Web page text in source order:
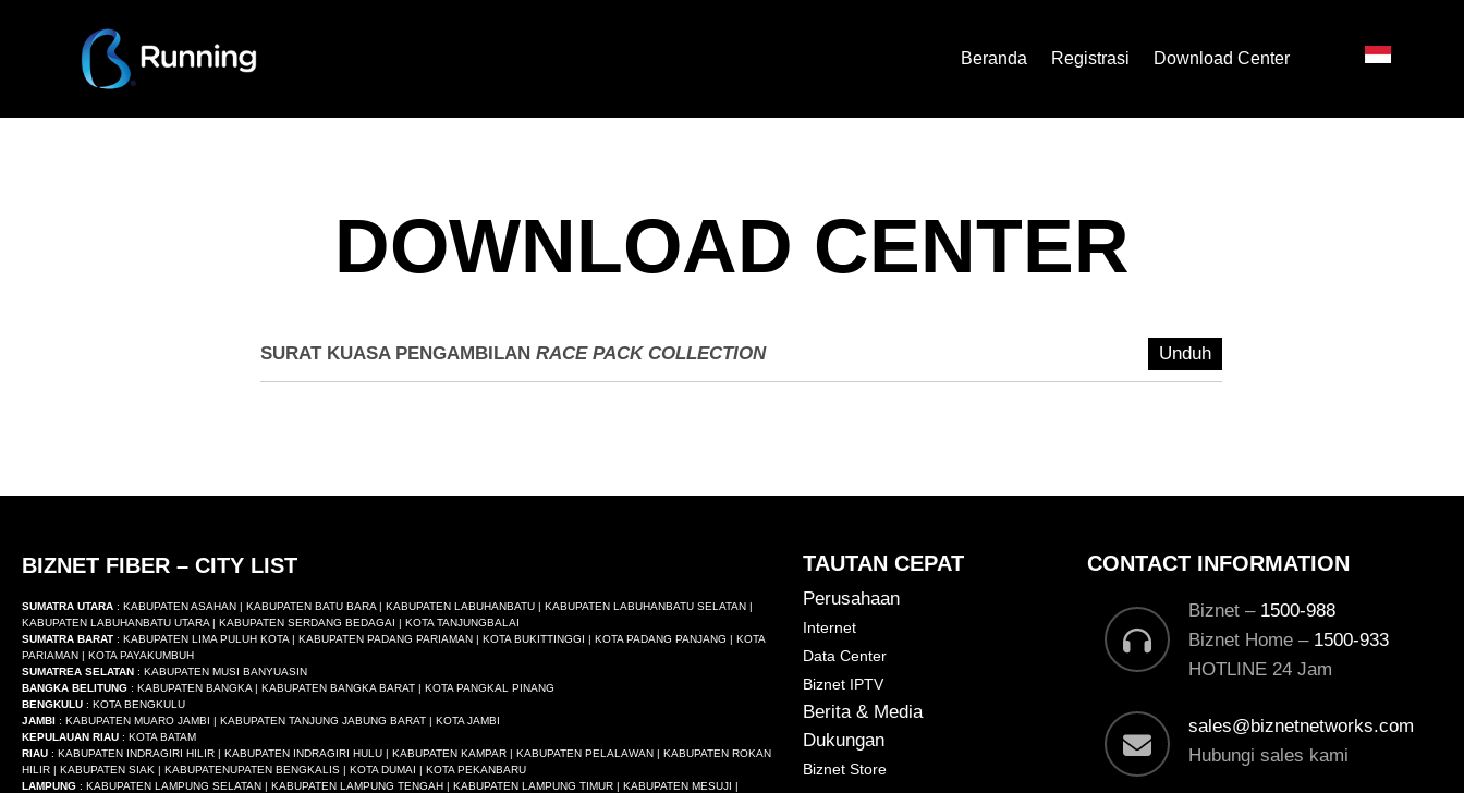
Beranda Registrasi Download Center
DOWNLOAD CENTER
SURAT KUASA PENGAMBILAN RACE PACK COLLECTION Unduh
BIZNET FIBER – CITY LIST
SUMATRA UTARA : KABUPATEN ASAHAN | KABUPATEN BATU BARA | KABUPATEN LABUHANBATU | KABUPATEN LABUHANBATU SELATAN |
KABUPATEN LABUHANBATU UTARA | KABUPATEN SERDANG BEDAGAI | KOTA TANJUNGBALAI
SUMATRA BARAT : KABUPATEN LIMA PULUH KOTA | KABUPATEN PADANG PARIAMAN | KOTA BUKITTINGGI | KOTA PADANG PANJANG | KOTA
PARIAMAN | KOTA PAYAKUMBUH
SUMATREA SELATAN : KABUPATEN MUSI BANYUASIN
BANGKA BELITUNG : KABUPATEN BANGKA | KABUPATEN BANGKA BARAT | KOTA PANGKAL PINANG
BENGKULU : KOTA BENGKULU
JAMBI : KABUPATEN MUARO JAMBI | KABUPATEN TANJUNG JABUNG BARAT | KOTA JAMBI
KEPULAUAN RIAU : KOTA BATAM
RIAU : KABUPATEN INDRAGIRI HILIR | KABUPATEN INDRAGIRI HULU | KABUPATEN KAMPAR | KABUPATEN PELALAWAN | KABUPATEN ROKAN
HILIR | KABUPATEN SIAK | KABUPATENUPATEN BENGKALIS | KOTA DUMAI | KOTA PEKANBARU
LAMPUNG : KABUPATEN LAMPUNG SELATAN | KABUPATEN LAMPUNG TENGAH | KABUPATEN LAMPUNG TIMUR | KABUPATEN MESUJI |
TAUTAN CEPAT
Perusahaan
Internet
Data Center
Biznet IPTV
Berita & Media
Dukungan
Biznet Store
CONTACT INFORMATION
Biznet – 1500-988
Biznet Home – 1500-933
HOTLINE 24 Jam
sales@biznetnetworks.com
Hubungi sales kami